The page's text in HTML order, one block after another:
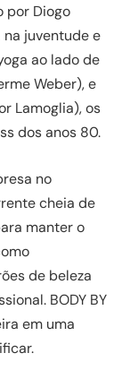
por Diogo
juventude e
ao lado de
Weber), e
Lamoglia), os
dos anos 80.
no
cheia de
manter o
de beleza
BODY BY
em uma